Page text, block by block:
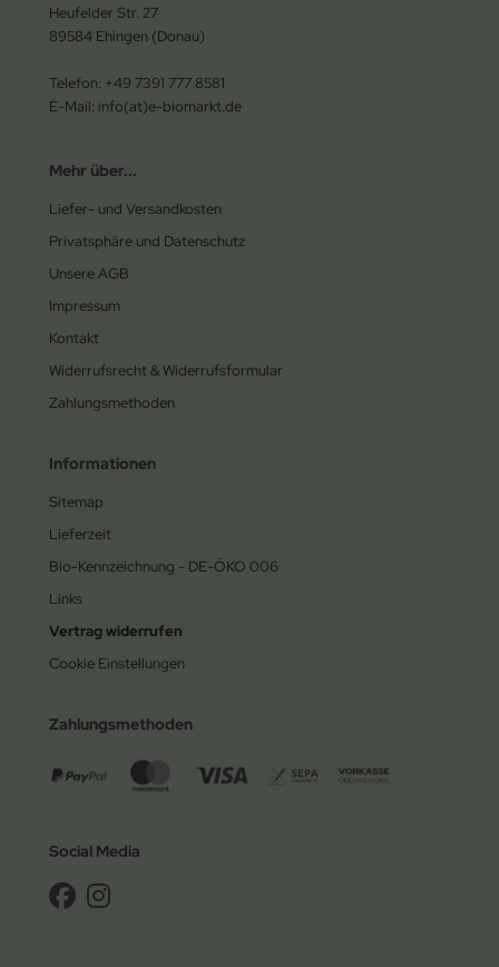
Heufelder Str. 27
89584 Ehingen (Donau)
Telefon: +49 7391 777 8581
E-Mail: info(at)e-biomarkt.de
Mehr über...
Liefer- und Versandkosten
Privatsphäre und Datenschutz
Unsere AGB
Impressum
Kontakt
Widerrufsrecht & Widerrufsformular
Zahlungsmethoden
Informationen
Sitemap
Lieferzeit
Bio-Kennzeichnung - DE-ÖKO 006
Links
Vertrag widerrufen
Cookie Einstellungen
Zahlungsmethoden
Social Media